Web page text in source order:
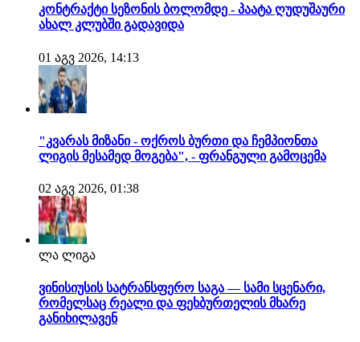
კონტრაქტი სეზონის ბოლომდე - პაატა ღუდუშაური
ახალ კლუბში გადავიდა
01 აგვ 2026, 14:13
"კვარას მიზანი - ოქროს ბურთი და ჩემპიონთა
ლიგის მესამედ მოგება", - ფრანგული გამოცემა
02 აგვ 2026, 01:38
ლა ლიგა
ვინისიუსის სატრანსფერო საგა — სამი სცენარი,
რომელსაც რეალი და ფეხბურთელის მხარე
განიხილავენ